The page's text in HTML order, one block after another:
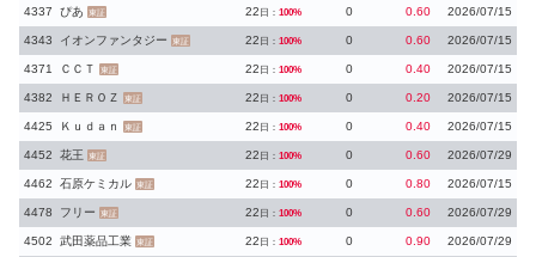
4337 ぴあ 東証 22 日： 100% 0 0.60 2026/07/15
4343 イオンファンタジー 東証 22 日： 100% 0 0.60 2026/07/15
4371 ＣＣＴ 東証 22 日： 100% 0 0.40 2026/07/15
4382 ＨＥＲＯＺ 東証 22 日： 100% 0 0.20 2026/07/15
4425 Ｋｕｄａｎ 東証 22 日： 100% 0 0.40 2026/07/15
4452 花王 東証 22 日： 100% 0 0.60 2026/07/29
4462 石原ケミカル 東証 22 日： 100% 0 0.80 2026/07/15
4478 フリー 東証 22 日： 100% 0 0.60 2026/07/29
4502 武田薬品工業 東証 22 日： 100% 0 0.90 2026/07/29